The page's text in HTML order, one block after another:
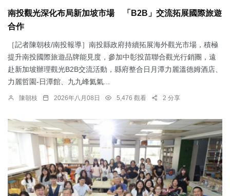
南投觀光深化布局新加坡市場 「B2B」交流拓展國際旅遊
合作
［記者陳朝枝/南投報導］南投縣政府持續拓展海外觀光市場，積極
提升南投國際旅遊品牌能見度，參加中彰投苗聯合觀光行銷團，遠
赴新加坡辦理觀光B2B交流活動，縣府整合日月潭力麗溫德姆酒店、
力麗哲園-日潭館、九九峰氦氣...
陳朝枝 2026年八月08日 5,476 觀看 2 分享